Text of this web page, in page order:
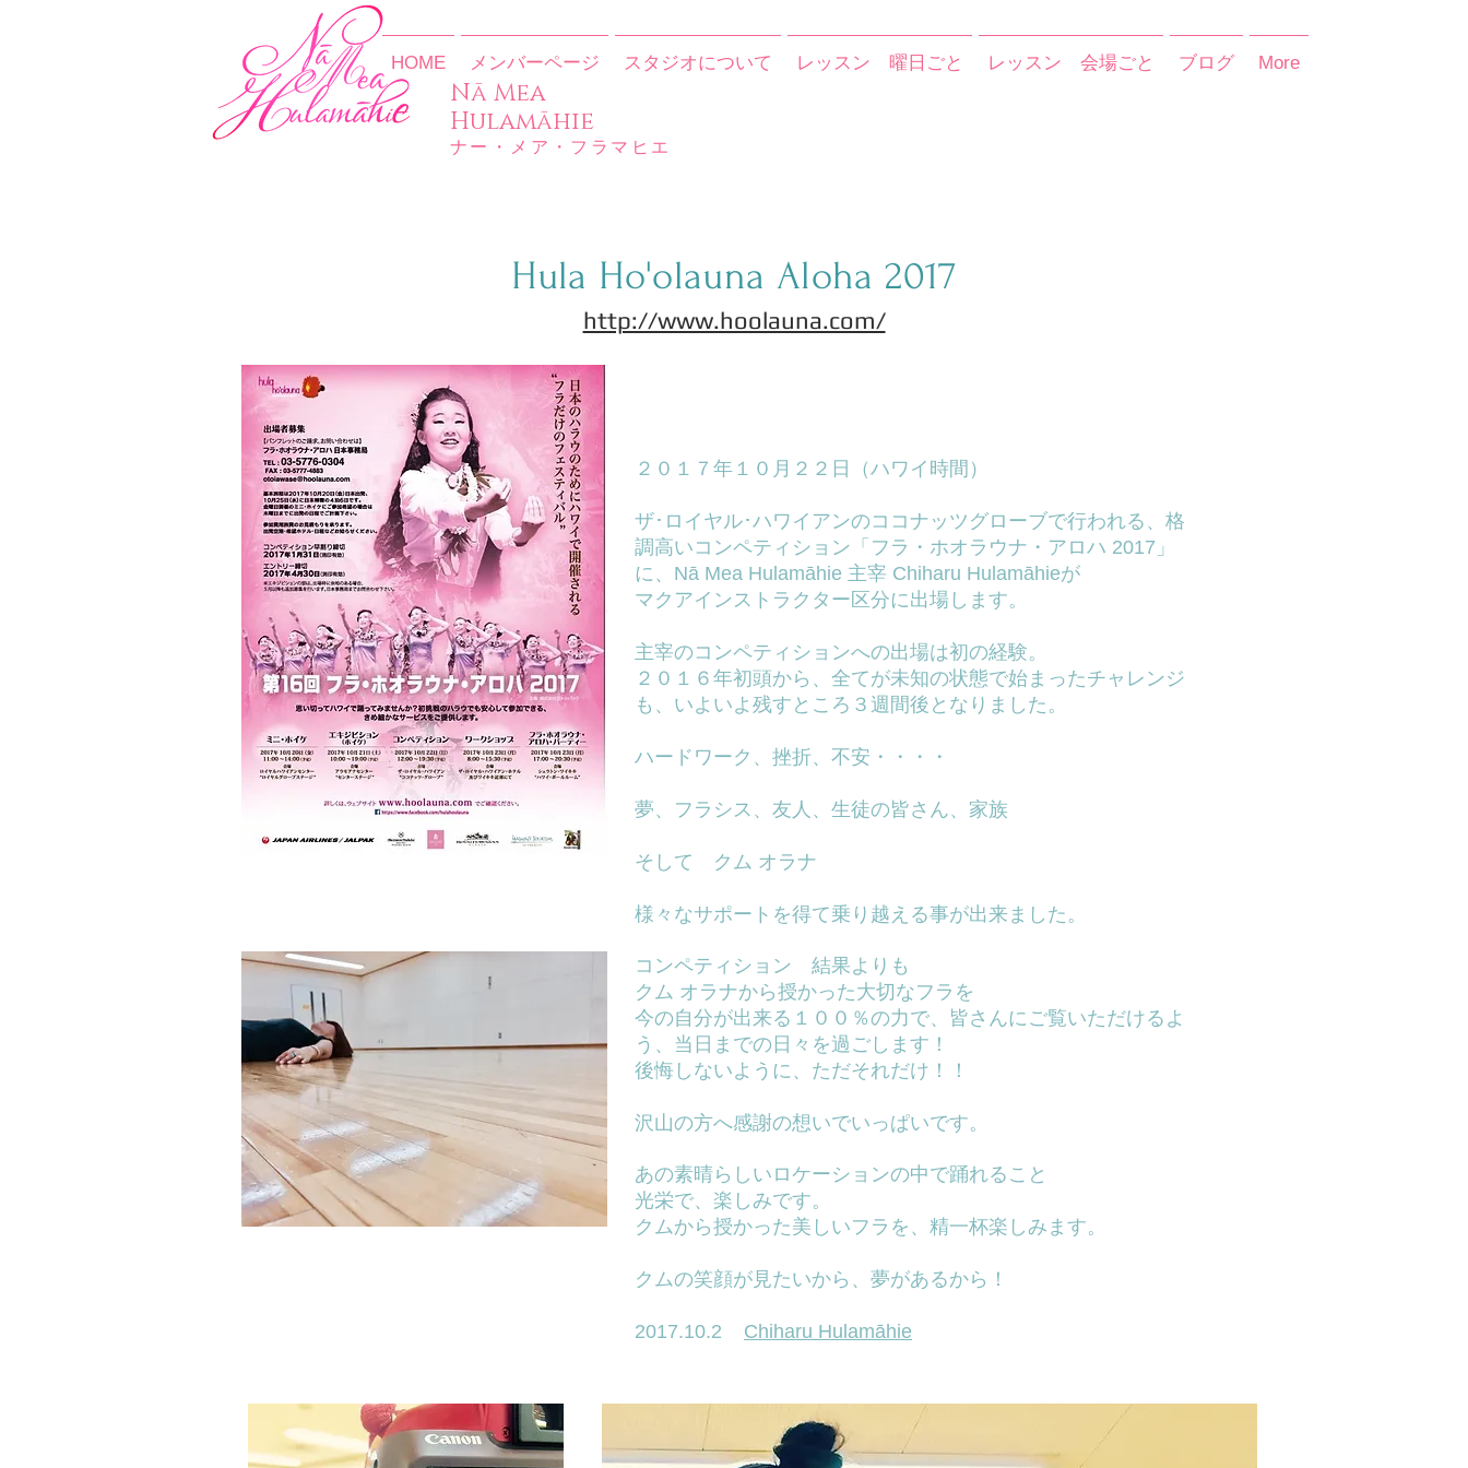
HOME メンバーページ スタジオについて レッスン 曜日ごと レッスン 会場ごと ブログ More
​Nā Mea
Hulamāhie​
​ナー・メア・フラマヒエ
​Hula Ho'olauna Aloha 2017
http://www.hoolauna.com/
２０１７年１０月２２日（ハワイ時間）
ザ･ロイヤル･ハワイアンのココナッツグローブで行われる、格
調高いコンペティション「フラ・ホオラウナ・アロハ 2017」
に、 ​Nā Mea Hulamāhie 主宰​ Chiharu Hulamāhieが
マクアインストラクター区分に出場します。
主宰のコンペティションへの出場は初の経験。
２０１６年初頭から、全てが未知の状態で始まったチャレンジ
も、いよいよ残すところ３週間後となりました。
ハードワーク、挫折、不安・・・・
夢、フラシス、友人、生徒の皆さん、家族
そして クム オラナ
様々なサポートを得て乗り越える事が出来ました。
コンペティション 結果よりも
クム オラナから授かった大切なフラを
今の自分が出来る１００％の力で、皆さんにご覧いただけるよ
う、当日までの日々を過ごします！
後悔しないように、ただそれだけ！！
沢山の方へ感謝の想いでいっぱいです。
あの素晴らしいロケーションの中で踊れること
光栄で、楽しみです。
クムから授かった美しいフラを、精一杯楽しみます。
クムの笑顔が見たいから、夢があるから！
​2017.10.2 Chiharu Hulamāhie